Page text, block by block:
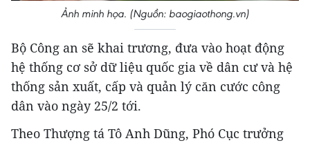
Ảnh minh họa. (Nguồn: baogiaothong.vn)
Bộ Công an sẽ khai trương, đưa vào hoạt động
hệ thống cơ sở dữ liệu quốc gia về dân cư và hệ
thống sản xuất, cấp và quản lý căn cước công
dân vào ngày 25/2 tới.
Theo Thượng tá Tô Anh Dũng, Phó Cục trưởng